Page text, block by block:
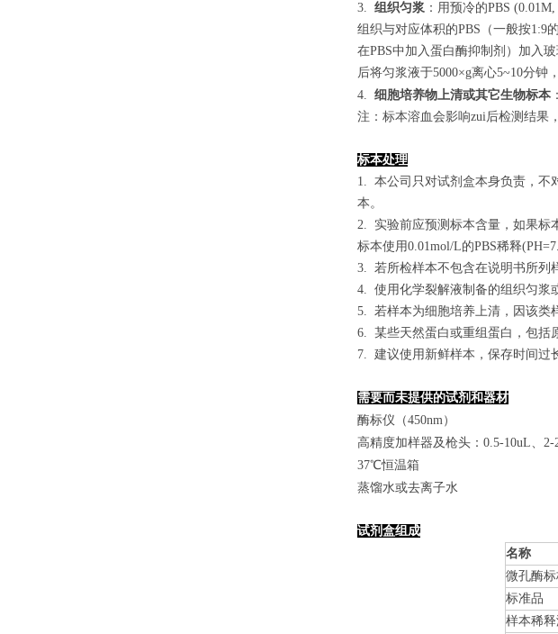
3. 组织匀浆 ：用预冷的PBS
组织与对应体积的PBS（一般按1:9
在PBS中加入蛋白酶抑制剂）加入
后将匀浆液于5000×g离心5~10分钟
4. 细胞培养物上清或其它生物标本
注：标本溶血会影响zui后检测结果
标本处理
1. 本公司只对试剂盒本身负责，不
本。
2. 实验前应预测标本含量，如果标
标本使用0.01mol/L的PBS稀释
3. 若所检样本不包含在说明书所列
4. 使用化学裂解液制备的组织匀浆
5. 若样本为细胞培养上清，因该类
6. 某些天然蛋白或重组蛋白，包括
7. 建议使用新鲜样本，保存时间过
需要而未提供的试剂和器材
酶标仪（450nm）
高精度加样器及枪头：0.5-10uL、2-
37℃恒温箱
蒸馏水或去离子水
试剂盒组成
名称
微孔酶标
标准品
样本稀释